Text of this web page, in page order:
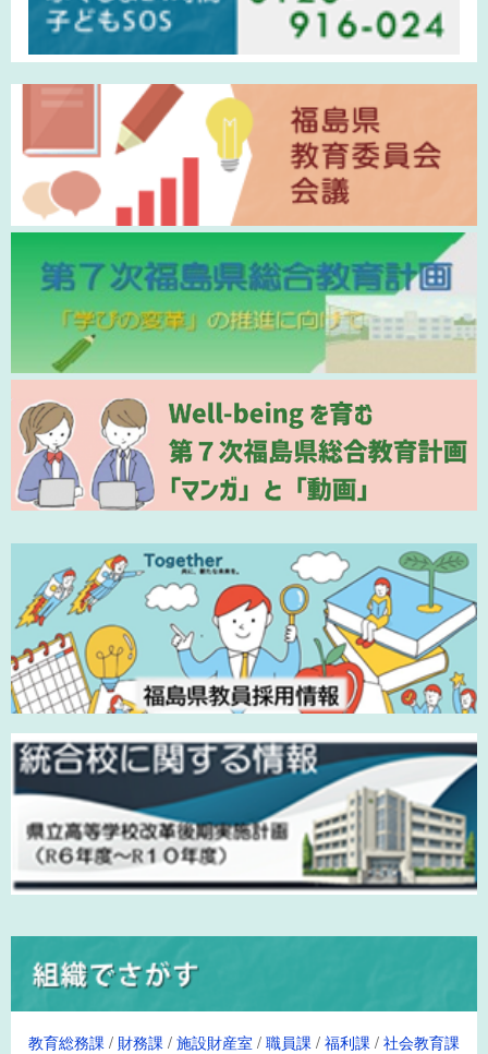
教育総務課 / 財務課 /施設財産室 /職員課 /福利課 /社会教育課